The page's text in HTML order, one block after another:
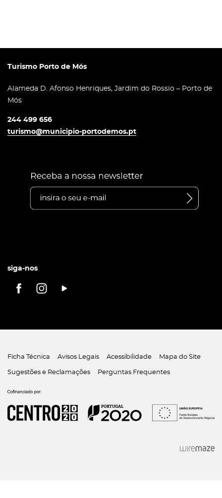
Turismo Porto de Mós
Alameda D. Afonso Henriques, Jardim do Rossio – Porto de
Mós
244 499 656
turismo@municipio-portodemos.pt
siga-nos
Ficha Técnica Avisos Legais Acessibilidade Mapa do Site
Sugestões e Reclamações Perguntas Frequentes